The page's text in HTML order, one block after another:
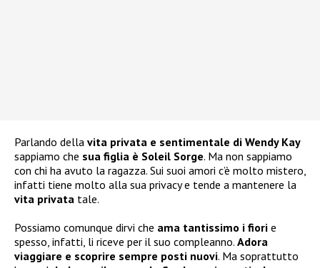
Parlando della vita privata e sentimentale di Wendy Kay
sappiamo che sua figlia è Soleil Sorge. Ma non sappiamo
con chi ha avuto la ragazza. Sui suoi amori c’è molto mistero,
infatti tiene molto alla sua privacy e tende a mantenere la
vita privata tale.
Possiamo comunque dirvi che ama tantissimo i fiori e
spesso, infatti, li riceve per il suo compleanno. Adora
viaggiare e scoprire sempre posti nuovi. Ma soprattutto